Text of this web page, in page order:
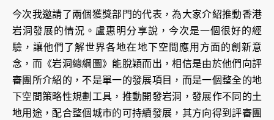
今次我邀請了兩個獲獎部門的代表，為大家介紹推動香港
岩洞發展的情況。盧惠明分享說，今次是一個很好的經
驗，讓他們了解世界各地在地下空間應用方面的創新意
念，而《岩洞總綱圖》能脫穎而出，相信是由於他們向評
審團所介紹的，不是單一的發展項目，而是一個整全的地
下空間策略性規劃工具，推動開發岩洞，發展作不同的土
地用途，配合整個城市的可持續發展，其方向得到評審團